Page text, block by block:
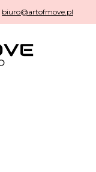
biuro@artofmove.pl